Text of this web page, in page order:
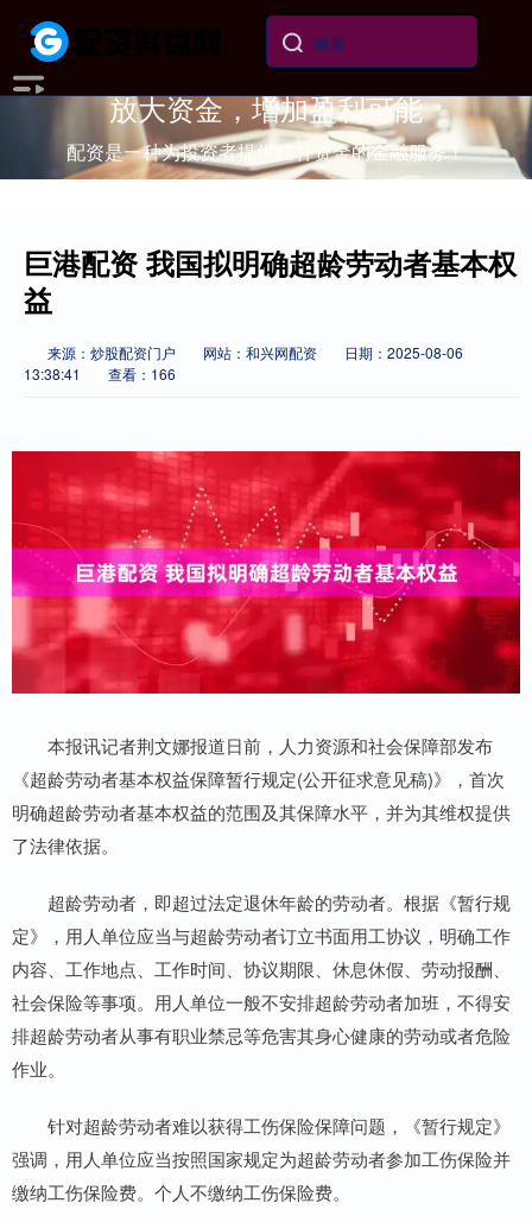
放大资金，增加盈利可能
配资是一种为投资者提供杠杆资金的金融服务！
巨港配资 我国拟明确超龄劳动者基本权
益
来源：炒股配资门户 网站：和兴网配资
日期：2025-08-06
13:38:41
查看：166
本报讯记者荆文娜报道日前，人力资源和社会保障部发布
《超龄劳动者基本权益保障暂行规定(公开征求意见稿)》，首次
明确超龄劳动者基本权益的范围及其保障水平，并为其维权提供
了法律依据。
超龄劳动者，即超过法定退休年龄的劳动者。根据《暂行规
定》，用人单位应当与超龄劳动者订立书面用工协议，明确工作
内容、工作地点、工作时间、协议期限、休息休假、劳动报酬、
社会保险等事项。用人单位一般不安排超龄劳动者加班，不得安
排超龄劳动者从事有职业禁忌等危害其身心健康的劳动或者危险
作业。
针对超龄劳动者难以获得工伤保险保障问题，《暂行规定》
强调，用人单位应当按照国家规定为超龄劳动者参加工伤保险并
缴纳工伤保险费。个人不缴纳工伤保险费。